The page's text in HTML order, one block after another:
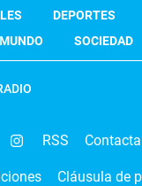
DEPORTES
MUNDO SOCIEDAD
RSS
Cláusula de